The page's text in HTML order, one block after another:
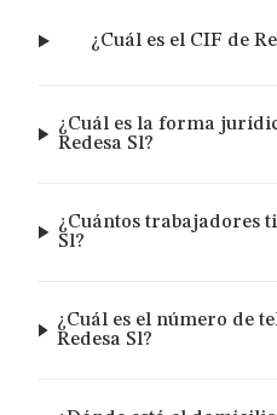
¿Cuál es el CIF de
¿Cuál es la forma
Redesa Sl?
¿Cuántos trabajadores
Sl?
¿Cuál es el número de
Redesa Sl?